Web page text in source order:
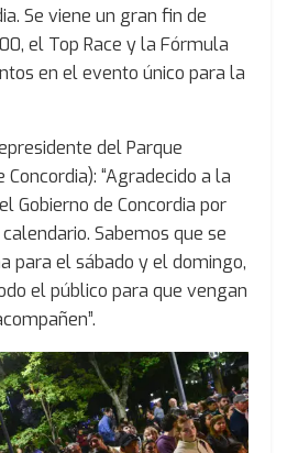
Se viene un gran fin de
el Top Race y la Fórmula
en el evento único para la
del Parque
“Agradecido a la
Gobierno de Concordia por
Sabemos que se
para el sábado y el domingo,
el público para que vengan